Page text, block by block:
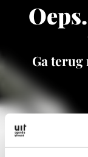
Ga terug